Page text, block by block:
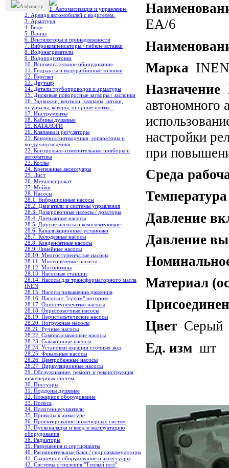
Алфавиту
1. Автоматизация и управление
2. Аренда автомобилей с водителем.
3. Арматура
4. Биде
5. Ванны
6. Вентиляторы и принадлежности
7. Виброкомпенсаторы / гибкие вставки
8. Водонагреватели
9. Водоподготовка
10. Вспомогательное оборудование
11. Гидранты и водоразборные колонки
12. Горелки
13. Двутавр
14. Детали трубопроводов и арматуры
15. Дисковые поворотные затворы / заслонки
16. Задвижки, вентили, клапаны, штоки,
штурвалы, коверы, опорные плиты...
17. Инструменты
18. Кабины душевые
19. КАТАЛОГИ
20. Клапаны и регуляторы
21. Конденсатоотводчики, сепараторы и
воздухоотводчики
22. Контрольно-измерительные приборы и
автоматика
23. Котлы
24. Крепежные аксессуары
25. Лист
26. Металлопрокат
27. Мойки
28. Насосы
28.1. Вибрационные насосы
28.2. Двигатели и системы управления
28.3. Дозировочные насосы / дозаторы
28.4. Дренажные насосы
28.5. Другие насосы и комплектующие
28.6. Канализационные установки
28.7. Колодезные насосы
28.8. Конденсатные насосы
28.9. Линейные насосы
28.10. Многоступенчатые насосы
28.11. Многоцелевые насосы
28.12. Мотопомпы
28.13. Насосные станции
28.14. Насосы для трансформаторного масла
INEN
28.15. Насосы повышения давления
28.16. Насосы с "сухим" ротором
28.17. Одноступенчатые насосы
28.18. Опрессовочные насосы
28.19. Перистальтические насосы
28.20. Погружные насосы
28.21. Ручные насосы
28.22. Самовсасывающие насосы
28.23. Скважинные насосы
28.24. Установки аэрации сточных вод
28.25. Фекальные насосы
28.26. Центробежные насосы
28.27. Циркуляционные насосы
29. Обслуживание, ремонт и реконструкция
инженерных систем
30. Писсуары
31. Поддоны душевые
32. Пожарное оборудование
33. Полоса
34. Полотенцесушители
35. Приводы к арматуре
36. Проектирование инженерных систем
37. Пусконаладка и ввод в эксплуатацию
оборудования
38. Радиаторы
39. Разрешения и сертификаты
40. Расширительные баки / гидроаккамуляторы
41. Сварочное оборудование и аксессуары
42. Системы отопления "Теплый пол"
EA/6
Марка
Назначение
автономного
настройки
при
Среда
Давление
Давление
Материал
Цвет Серый
Ед. изм шт